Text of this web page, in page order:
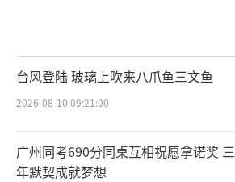
台风登陆 玻璃上吹来八爪鱼三文鱼
2026-08-10 09:21:00
广州同考690分同桌互相祝愿拿诺奖 三
年默契成就梦想